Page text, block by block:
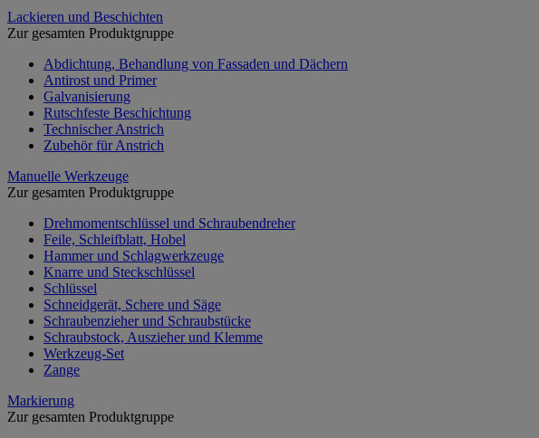
Lackieren und Beschichten
Zur gesamten Produktgruppe
Abdichtung, Behandlung von Fassaden und Dächern
Antirost und Primer
Galvanisierung
Rutschfeste Beschichtung
Technischer Anstrich
Zubehör für Anstrich
Manuelle Werkzeuge
Zur gesamten Produktgruppe
Drehmomentschlüssel und Schraubendreher
Feile, Schleifblatt, Hobel
Hammer und Schlagwerkzeuge
Knarre und Steckschlüssel
Schlüssel
Schneidgerät, Schere und Säge
Schraubenzieher und Schraubstücke
Schraubstock, Auszieher und Klemme
Werkzeug-Set
Zange
Markierung
Zur gesamten Produktgruppe